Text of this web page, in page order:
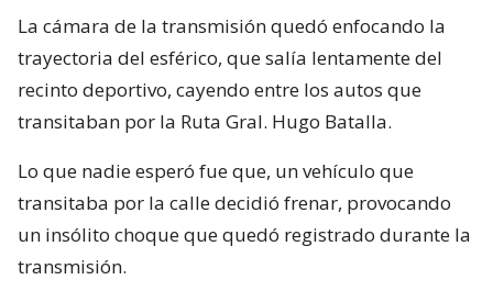
La cámara de la transmisión quedó enfocando la
trayectoria del esférico, que salía lentamente del
recinto deportivo, cayendo entre los autos que
transitaban por la Ruta Gral. Hugo Batalla.
Lo que nadie esperó fue que, un vehículo que
transitaba por la calle decidió frenar, provocando
un insólito choque que quedó registrado durante la
transmisión.